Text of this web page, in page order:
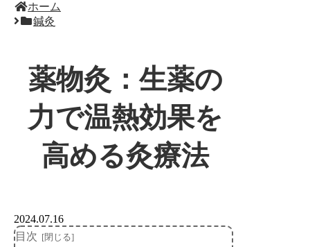
ホーム
鍼灸
薬物灸：生薬の
力で温熱効果を
高める灸療法
2024.07.16
目次